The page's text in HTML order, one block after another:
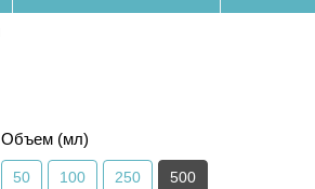
Объем (мл)
50 100 250 500